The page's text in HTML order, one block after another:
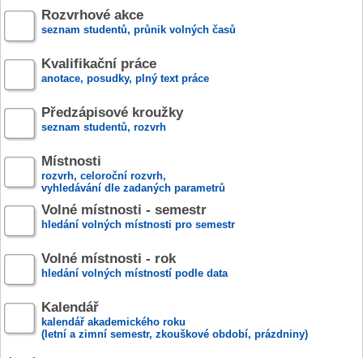
Rozvrhové akce
seznam studentů, průnik volných časů
Kvalifikační práce
anotace, posudky, plný text práce
Předzápisové kroužky
seznam studentů, rozvrh
Místnosti
rozvrh, celoroční rozvrh,
vyhledávání dle zadaných parametrů
Volné místnosti - semestr
hledání volných místnosti pro semestr
Volné místnosti - rok
hledání volných místností podle data
Kalendář
kalendář akademického roku
(letní a zimní semestr, zkouškové období, prázdniny)